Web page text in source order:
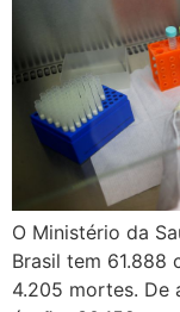
O Ministério da
Brasil tem 61.888
4.205 mortes. De